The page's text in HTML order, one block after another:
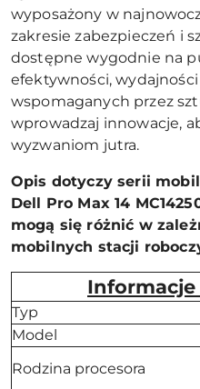
wyposażony w
zakresie zabezpieczeń i
dostępne wygodnie na
efektywności,
wspomaganych przez
wprowadzaj innowacje,
wyzwaniom jutra.
Opis dotyczy serii
Dell Pro Max 14
mogą się różnić w
mobilnych stacji
Typ
Model
Rodzina procesora